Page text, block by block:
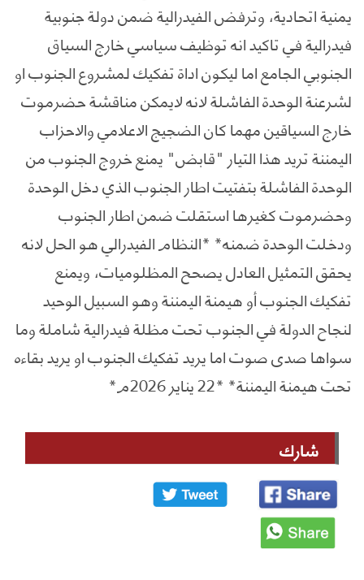
يمنية اتحادية، وترفض الفيدرالية ضمن دولة جنوبية
فيدرالية في تاكيد انه توظيف سياسي خارج السياق
الجنوبي الجامع اما ليكون اداة تفكيك لمشروع الجنوب او
لشرعنة الوحدة الفاشلة لانه لايمكن مناقشة حضرموت
خارج السياقين مهما كان الضجيج الاعلامي والاحزاب
اليمننة تريد هذا التيار "قابض" يمنع خروج الجنوب من
الوحدة الفاشلة بتفتيت اطار الجنوب الذي دخل الوحدة
وحضرموت كغيرها استقلت ضمن اطار الجنوب
ودخلت الوحدة ضمنه* *النظام الفيدرالي هو الحل لانه
يحقق التمثيل العادل يصحح المظلوميات، ويمنع
تفكيك الجنوب أو هيمنة اليمننة وهو السبيل الوحيد
لنجاح الدولة في الجنوب تحت مظلة فيدرالية شاملة وما
سواها صدى صوت اما يريد تفكيك الجنوب او يريد بقاءه
تحت هيمنة اليمننة* *22 يناير 2026م*
شارك